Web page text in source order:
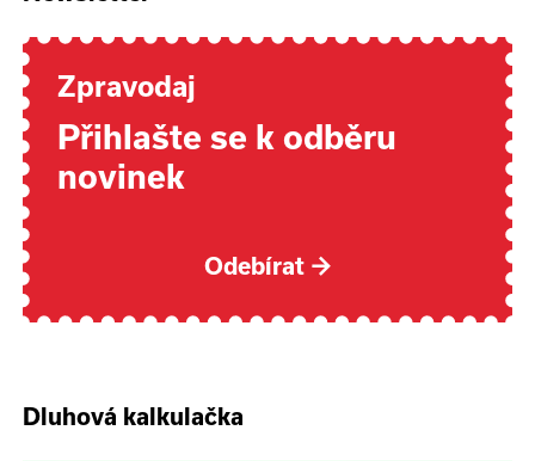
Zpravodaj
Přihlašte se k odběru
novinek
Odebírat →
Dluhová kalkulačka